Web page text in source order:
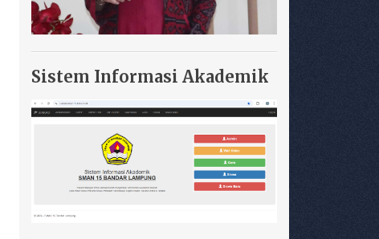
Sistem Informasi Akademik